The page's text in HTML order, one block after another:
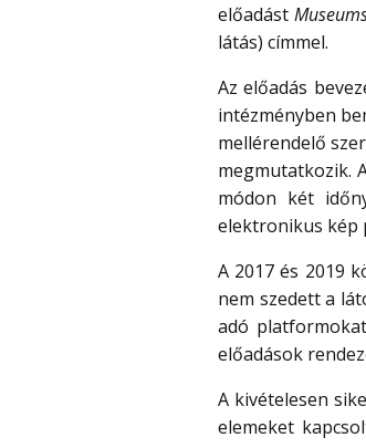
előadást
látás) címmel.
Az előadás
intézményben
mellérendelő
megmutatkozik.
módon két
elektronikus kép
A 2017 és 2019
nem szedett a
adó
előadások
A kivételesen
elemeket